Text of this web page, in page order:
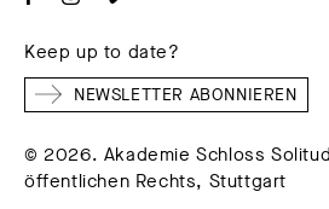
Keep up to date?
NEWSLETTER ABONNIEREN
© 2026. Akademie Schloss
öffentlichen Rechts, Stuttgart